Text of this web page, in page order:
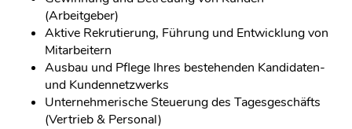
(Arbeitgeber)
Aktive Rekrutierung, Führung und Entwicklung von
Mitarbeitern
Ausbau und Pflege Ihres bestehenden Kandidaten-
und Kundennetzwerks
Unternehmerische Steuerung des Tagesgeschäfts
(Vertrieb & Personal)